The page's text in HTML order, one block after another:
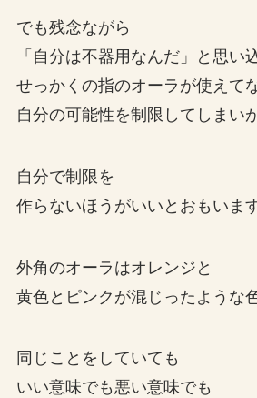
でも残念ながら
「自分は不器用なんだ」と思い
せっかくの指のオーラが使えて
自分の可能性を制限してしまい
自分で制限を
作らないほうがいいとおもいます
外角のオーラはオレンジと
黄色とピンクが混じったような色
同じことをしていても
いい意味でも悪い意味でも